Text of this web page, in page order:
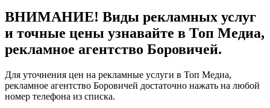
ВНИМАНИЕ! Виды рекламных услуг
и точные цены узнавайте в Топ Медиа,
рекламное агентство Боровичей.
Для уточнения цен на рекламные услуги в Топ Медиа,
рекламное агентство Боровичей достаточно нажать на любой
номер телефона из списка.